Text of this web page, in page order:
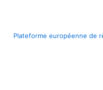
Plateforme européenne de